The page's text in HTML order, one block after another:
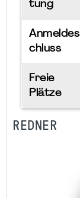
tung
Anmeldes
chluss
Freie
Plätze
REDNER